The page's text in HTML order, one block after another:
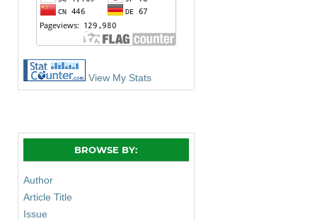
View My Stats
BROWSE BY:
Author
Article Title
Issue